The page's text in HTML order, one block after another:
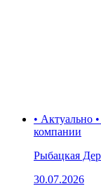
• Актуально
компании
Рыбацкая
30.07.2026